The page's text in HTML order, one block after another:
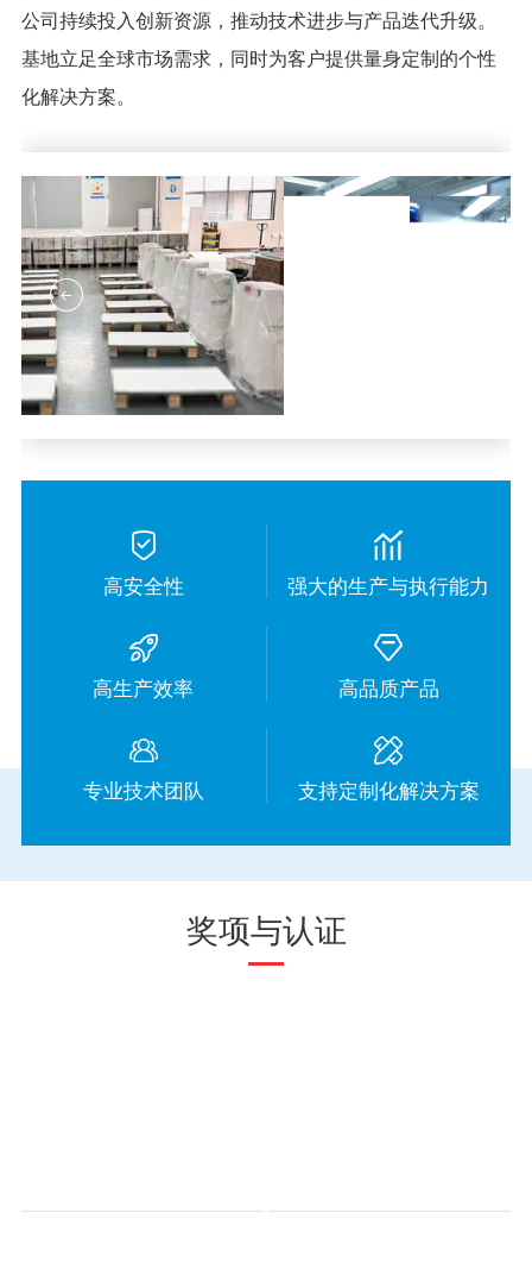
公司持续投入创新资源，推动技术进步与产品迭代升级。
基地立足全球市场需求，同时为客户提供量身定制的个性
化解决方案。
高安全性 强大的生产与执行能力
高生产效率 高品质产品
专业技术团队 支持定制化解决方案
奖项与认证